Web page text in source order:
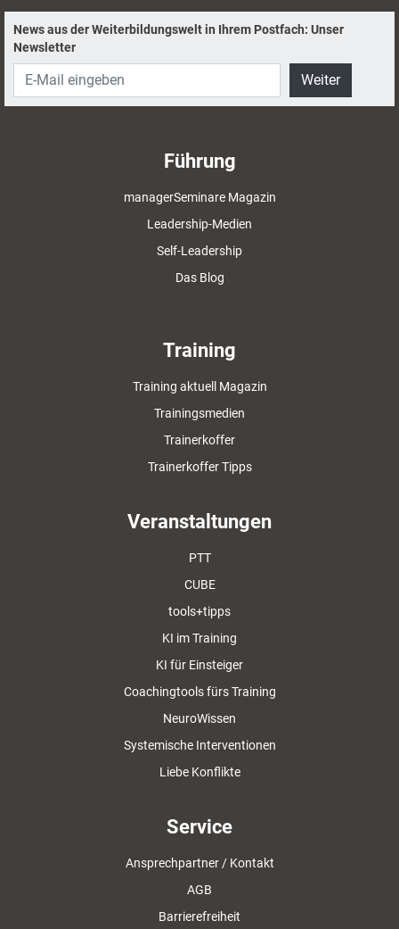
News aus der Weiterbildungswelt in Ihrem Postfach: Unser
Newsletter
Weiter
Führung
managerSeminare Magazin
Leadership-Medien
Self-Leadership
Das Blog
Training
Training aktuell Magazin
Trainingsmedien
Trainerkoffer
Trainerkoffer Tipps
Veranstaltungen
PTT
CUBE
tools+tipps
KI im Training
KI für Einsteiger
Coachingtools fürs Training
NeuroWissen
Systemische Interventionen
Liebe Konflikte
Service
Ansprechpartner / Kontakt
AGB
Barrierefreiheit